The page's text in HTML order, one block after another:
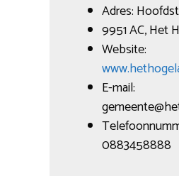
Adres:
9951 AC, Het
Website:
E-mail:
0883458888